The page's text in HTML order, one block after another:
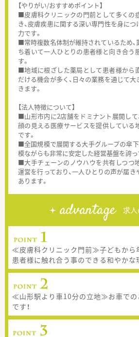
【やりがい/おすすめポイント】
■皮膚科クリニックの門前として多くの
き、皮膚疾患に関する深い専門性を身に
力です。
■常時複数名体制が維持されているため
ち着いて一人ひとりの患者様と向き合う
す。
■地域に根ざした薬局として患者様から
だける機会が多く、日々の業務を通じて
きます。
【法人特徴について】
■山形市内に2店舗をドミナント展開して
顔の見える医療サービスを提供している
です。
■全国規模で展開する大手グループの傘
模ながらも非常に安定した経営基盤を誇っ
■大手チェーンのノウハウを共有しつつ
運営を行っており、一人ひとりの声が届
あります。
advantage 求
≪皮膚科クリニック門前≫子どもから
患者様に触れ合う事のできる和やか
≪山形駅より車10分の立地≫お車での
です！